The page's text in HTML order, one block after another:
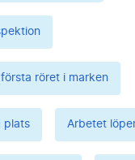
röret i marken
plats Arbetet